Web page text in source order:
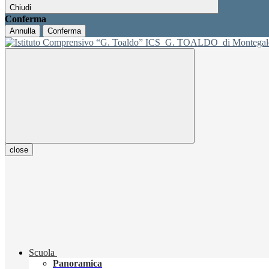
Chiudi
Conferma
Annulla Conferma
ICS G. TOALDO di
close
Scuola
Panoramica